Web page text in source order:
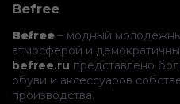
Befree
Befree – модный
атмосферой и
befree.ru представлено
обуви и аксессуаров
производства.